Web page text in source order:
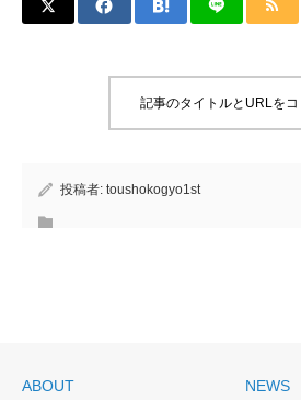
記事のタイトルとURLをコ
投稿者: toushokogyo1st
ABOUT NEWS